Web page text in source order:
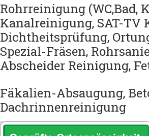
Rohrreinigung (WC,Bad,
Kanalreinigung, SAT-TV
Dichtheitsprüfung,
Spezial-Fräsen,
Abscheider Reinigung,
Fäkalien-Absaugung,
Dachrinnenreinigung